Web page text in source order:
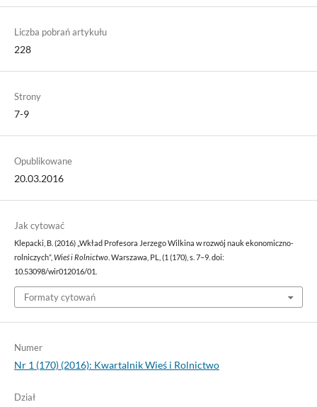
Liczba pobrań artykułu
228
Strony
7-9
Opublikowane
20.03.2016
Jak cytować
Klepacki, B. (2016) „Wkład Profesora Jerzego Wilkina w rozwój nauk ekonomiczno-
rolniczych”, Wieś i Rolnictwo. Warszawa, PL, (1 (170), s. 7–9. doi:
10.53098/wir012016/01.
Formaty cytowań
Numer
Nr 1 (170) (2016): Kwartalnik Wieś i Rolnictwo
Dział